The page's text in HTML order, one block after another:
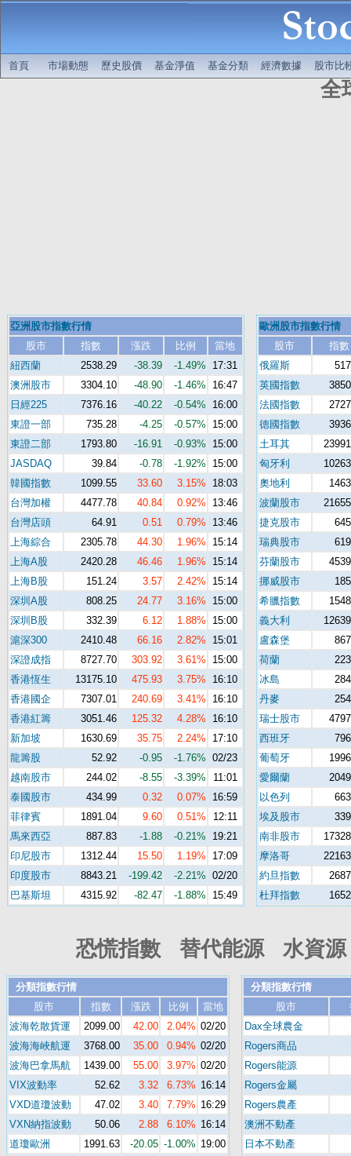
首頁 市場動態 歷史股價 基金淨值 基金分類 經濟數據 股市比
全
亞洲股市指數行情
股市
指數 漲跌 比例
當地
紐西蘭
2538.29 -38.39 -1.49%
17:31
澳洲股市
3304.10 -48.90 -1.46%
16:47
日經225
7376.16 -40.22 -0.54%
16:00
東證一部
735.28 -4.25 -0.57%
15:00
東證二部
1793.80 -16.91 -0.93%
15:00
JASDAQ
39.84 -0.78 -1.92%
15:00
韓國指數
1099.55 33.60 3.15%
18:03
台灣加權
4477.78 40.84 0.92%
13:46
台灣店頭
64.91 0.51 0.79%
13:46
上海綜合
2305.78 44.30 1.96%
15:14
上海A股
2420.28 46.46 1.96%
15:14
上海B股
151.24 3.57 2.42%
15:14
深圳A股
808.25 24.77 3.16%
15:00
深圳B股
332.39 6.12 1.88%
15:00
滬深300
2410.48 66.16 2.82%
15:01
深證成指
8727.70 303.92 3.61%
15:00
香港恆生
13175.10 475.93 3.75%
16:10
香港國企
7307.01 240.69 3.41%
16:10
香港紅籌
3051.46 125.32 4.28%
16:10
新加坡
1630.69 35.75 2.24%
17:10
龍籌股
52.92 -0.95 -1.76% 02/23
越南股市
244.02 -8.55 -3.39%
11:01
泰國股市
434.99 0.32 0.07%
16:59
菲律賓
1891.04 9.60 0.51%
12:11
馬來西亞
887.83 -1.88 -0.21%
19:21
印尼股市
1312.44 15.50 1.19%
17:09
印度股市
8843.21 -199.42 -2.21% 02/20
巴基斯坦
4315.92 -82.47 -1.88% 15:49
歐洲股市指數行情
股市
指數
俄羅斯
英國指數
法國指數
德國指數
土耳其
匈牙利
奧地利
波蘭股市
捷克股市
瑞典股市
芬蘭股市
挪威股市
希臘指數
義大利
盧森堡
荷蘭
冰島
丹麥
瑞士股市
西班牙
葡萄牙
愛爾蘭
以色列
埃及股市
南非股市
摩洛哥
約旦指數
杜拜指數
恐慌指數 替代能源 水資
分類指數行情
股市
指數 漲跌 比例
當地
波海乾散貨運
2099.00 42.00 2.04% 02/20
波海海峽航運
3768.00 35.00 0.94% 02/20
波海巴拿馬航
1439.00 55.00 3.97% 02/20
VIX波動率
52.62 3.32 6.73% 16:14
VXD道瓊波動
47.02 3.40 7.79% 16:29
VXN納指波動
50.06 2.88 6.10% 16:14
道瓊歐洲
1991.63 -20.05 -1.00% 19:00
分類指數行情
股市
Dax全球農金
Rogers商品
Rogers能源
Rogers金屬
Rogers農產
澳洲不動產
日本不動產